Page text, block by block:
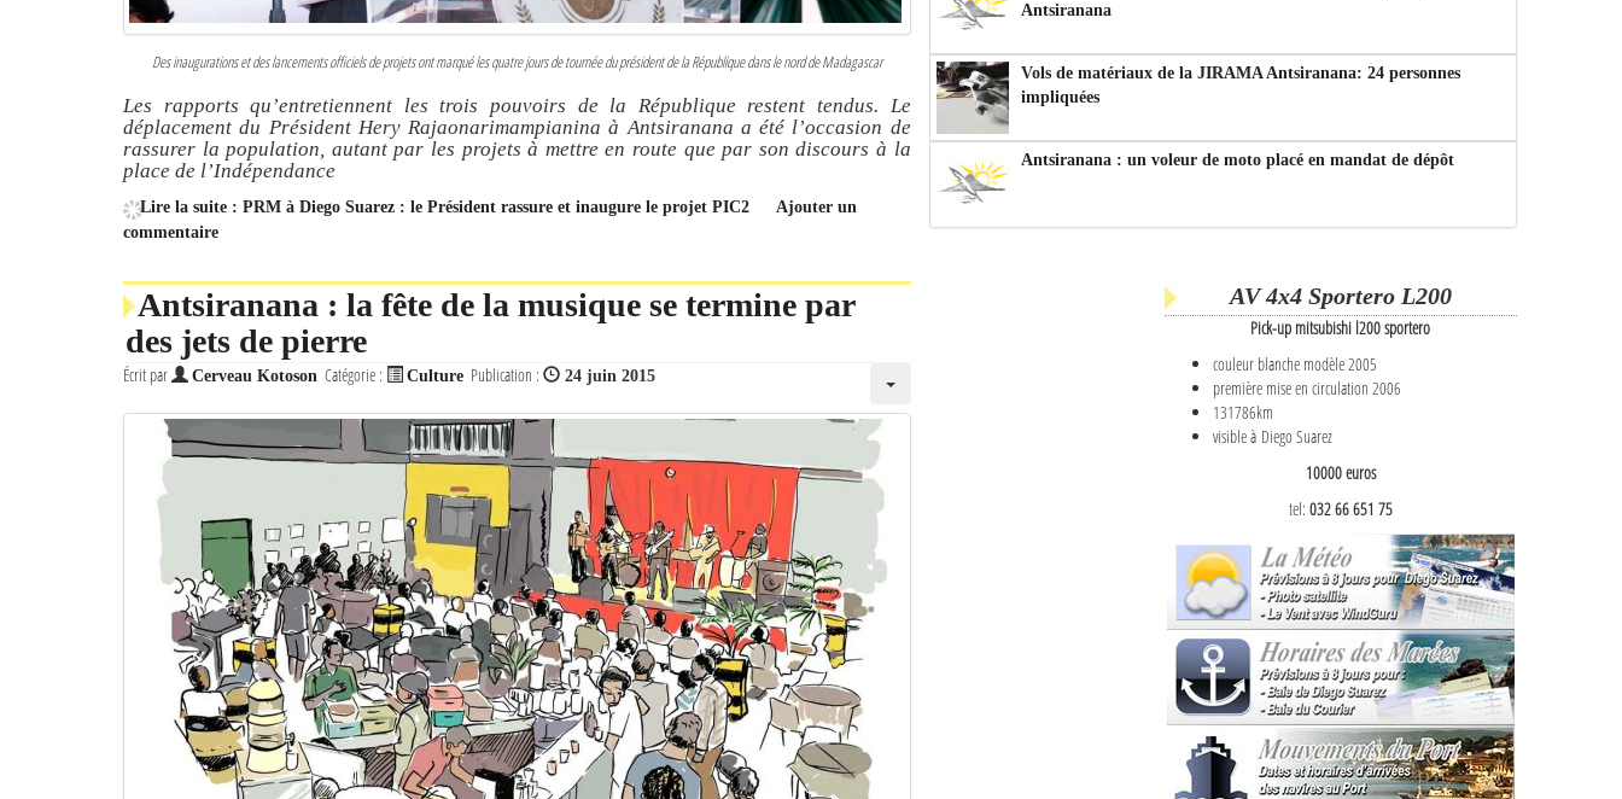
Des inaugurations et des lancements officiels de projets ont marqué les quatre jours de tournée du président de la République dans le nord de Madagascar
Les rapports qu’entretiennent les trois pouvoirs de la République restent tendus. Le
déplacement du Président Hery Rajaonarimampianina à Antsiranana a été l’occasion de
rassurer la population, autant par les projets à mettre en route que par son discours à la
place de l’Indépendance
Lire la suite : PRM à Diego Suarez : le Président rassure et inaugure le projet PIC2
Ajouter un
commentaire
Antsiranana : la fête de la musique se termine par
des jets de pierre
Écrit par Cerveau Kotoson Catégorie : Culture Publication : 24 juin 2015
Antsiranana
Vols de matériaux de la JIRAMA Antsiranana: 24 personnes
impliquées
Antsiranana : un voleur de moto placé en mandat de dépôt
AV 4x4 Sportero L200
Pick-up mitsubishi l200 sportero
couleur blanche modèle 2005
première mise en circulation 2006
131786km
visible à Diego Suarez
10000 euros
tel: 032 66 651 75